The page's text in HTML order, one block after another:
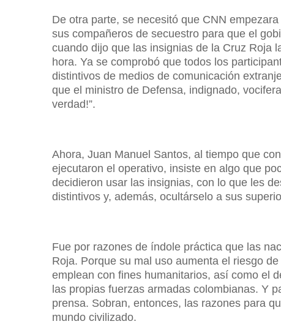
De otra parte, se necesitó que CNN
sus compañeros de secuestro para que el
cuando dijo que las insignias de la Cruz Roja
hora. Ya se comprobó que todos los
distintivos de medios de comunicación
que el ministro de Defensa, indignado,
verdad!”.
Ahora, Juan Manuel Santos, al tiempo que
ejecutaron el operativo, insiste en algo que
decidieron usar las insignias, con lo que les
distintivos y, además, ocultárselo a sus
Fue por razones de índole práctica que las
Roja. Porque su mal uso aumenta el riesgo
emplean con fines humanitarios, así como el
las propias fuerzas armadas colombianas. Y
prensa. Sobran, entonces, las razones para
mundo civilizado.